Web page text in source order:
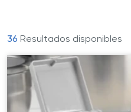
36 Resultados disponibles